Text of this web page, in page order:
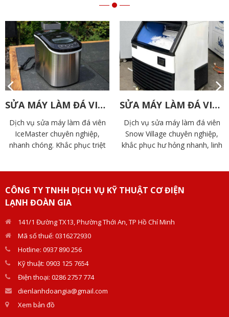
SỬA MÁY LÀM ĐÁ VIÊN ICEMASTER
Dịch vụ sửa máy làm đá viên
IceMaster chuyên nghiệp,
nhanh chóng. Khắc phục triệt
SỬA MÁY LÀM ĐÁ VIÊN SNOW VILLAGE
Dịch vụ sửa máy làm đá viên
Snow Village chuyên nghiệp,
khắc phục hư hỏng nhanh, linh
CÔNG TY TNHH DỊCH VỤ KỸ THUẬT CƠ ĐIỆN
LẠNH ĐOÀN GIA
141/1 Đường TX13, Phường Thới An, TP Hồ Chí Minh
Mã số thuế: 0316272930
Hotline: 0937 890 256
Kỹ thuật: 0903 125 7654
Điện thoại: 0286 2757 774
dienlanhdoangia@gmail.com
Xem bản đồ